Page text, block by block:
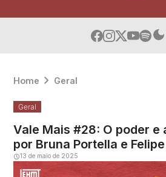
Home Geral
Geral
Vale Mais #28: O poder e
por Bruna Portella e
13 de maio de 2025